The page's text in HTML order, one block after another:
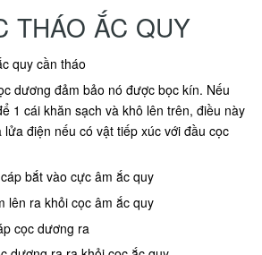
THÁO ẮC QUY
quy cần tháo
dương đảm bảo nó được bọc kín. Nếu
1 cái khăn sạch và khô lên trên, điều này
lửa điện nếu có vật tiếp xúc với đầu cọc
bắt vào cực âm ắc quy
lên ra khỏi cọc âm ắc quy
cọc dương ra